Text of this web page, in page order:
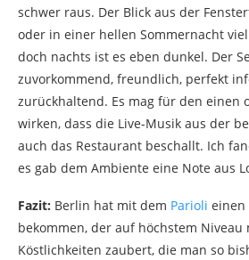
schwer raus. Der Blick aus der
oder in einer hellen Sommernacht
doch nachts ist es eben dunkel. Der
zuvorkommend, freundlich, perfekt
zurückhaltend. Es mag für den einen
wirken, dass die Live-Musik aus der
auch das Restaurant beschallt. Ich
es gab dem Ambiente eine Note aus
Fazit: Berlin hat mit dem Parioli einen
bekommen, der auf höchstem Niveau
Köstlichkeiten zaubert, die man so